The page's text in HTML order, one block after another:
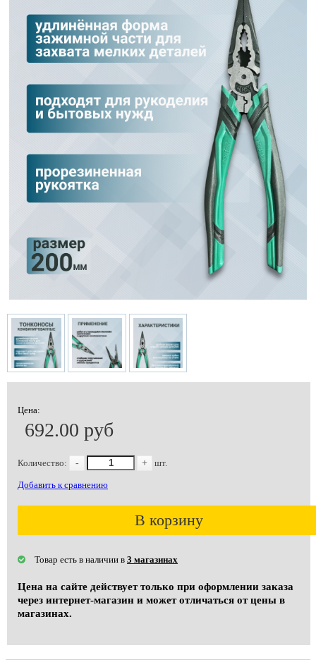
Цена:
692.00 руб
Количество: - + шт.
Добавить к сравнению
В корзину
Товар есть в наличии в 3 магазинах
Цена на сайте действует только при оформлении заказа
через интернет-магазин и может отличаться от цены в
магазинах.